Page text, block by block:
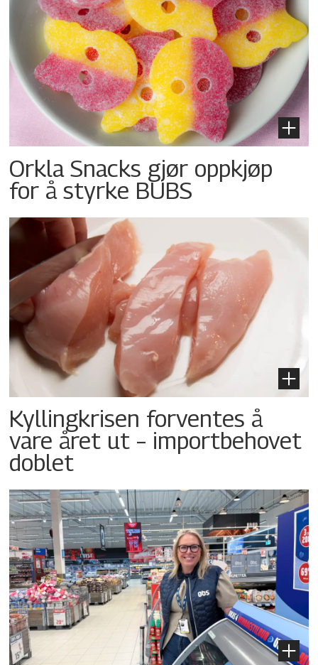
Orkla Snacks gjør oppkjøp
for å styrke BUBS
Kyllingkrisen forventes å
vare året ut – importbehovet
doblet